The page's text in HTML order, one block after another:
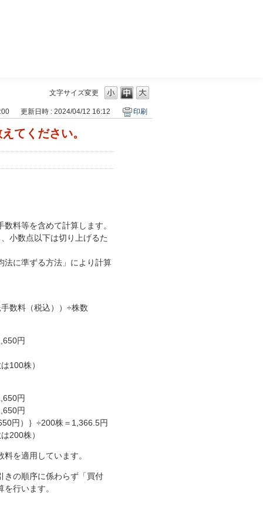
文字サイズ変更
更新日時 : 2024/04/12 16:12 印刷
てください。
料等を含めて計算します。
小数点以下は切り上げるた
法に準ずる方法」により計算
数料（税込））÷株数
円
100株）
円
円
円）｝÷200株＝1,366.5円
200株）
を適用しています。
きの順序に係わらず「買付
行います。